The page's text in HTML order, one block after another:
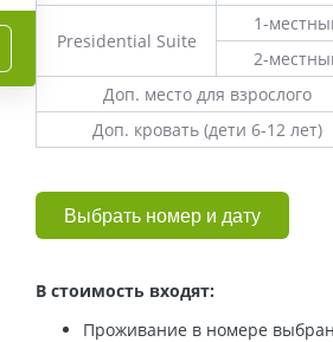
Presidential Suite
1-
2-
Доп. место для взрослого
Доп. кровать (дети 6-12 лет)
Выбрать номер и дату
В стоимость входят:
Проживание в номере